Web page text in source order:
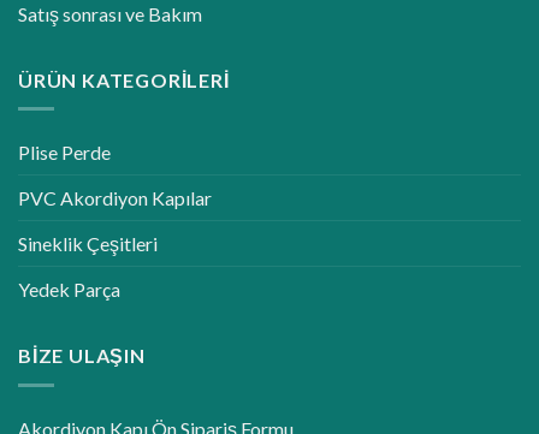
Satış sonrası ve Bakım
ÜRÜN KATEGORILERI
Plise Perde
PVC Akordiyon Kapılar
Sineklik Çeşitleri
Yedek Parça
BIZE ULAŞIN
Akordiyon Kapı Ön Sipariş Formu